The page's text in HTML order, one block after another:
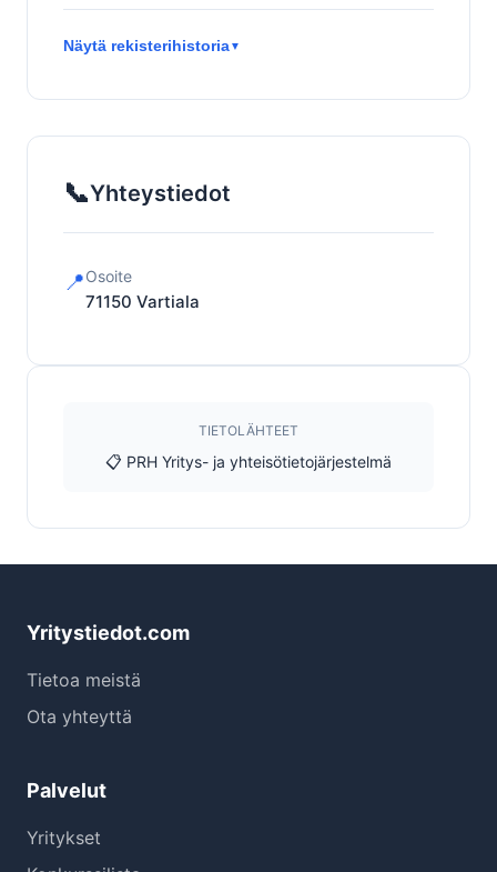
Näytä rekisterihistoria▼
📞Yhteystiedot
📍Osoite
71150 Vartiala
TIETOLÄHTEET
📋 PRH Yritys- ja yhteisötietojärjestelmä
Yritystiedot.com
Tietoa meistä
Ota yhteyttä
Palvelut
Yritykset